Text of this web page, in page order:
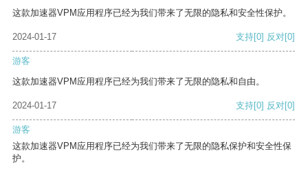
这款加速器VPM应用程序已经为我们带来了无限的隐私和安全性保护。
2024-01-17 支持[0] 反对[0]
游客
这款加速器VPM应用程序已经为我们带来了无限的隐私和自由。
2024-01-17 支持[0] 反对[0]
游客
这款加速器VPM应用程序已经为我们带来了无限的隐私保护和安全性保
护。